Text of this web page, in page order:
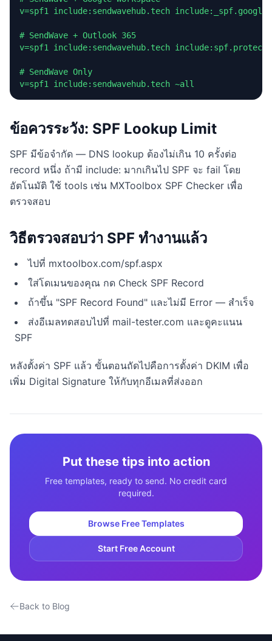
v=spf1 include:sendwavehub.tech
# SendWave + Outlook 365
v=spf1 include:sendwavehub.tech
# SendWave Only
v=spf1 include:sendwavehub.tech ~all
ข้อควรระวัง: SPF Lookup Limit
SPF มีข้อจำกัด — DNS lookup ต้องไม่เกิน 10 ครั้งต่อ
record หนึ่ง ถ้ามี include: มากเกินไป SPF จะ fail โดย
อัตโนมัติ ใช้ tools เช่น MXToolbox SPF Checker เพื่อ
ตรวจสอบ
วิธีตรวจสอบว่า SPF ทำงานแล้ว
ไปที่ mxtoolbox.com/spf.aspx
ใส่โดเมนของคุณ กด Check SPF Record
ถ้าขึ้น "SPF Record Found" และไม่มี Error — สำเร็จ
ส่งอีเมลทดสอบไปที่ mail-tester.com และดูคะแนน
SPF
หลังตั้งค่า SPF แล้ว ขั้นตอนถัดไปคือการตั้งค่า DKIM เพื่อ
เพิ่ม Digital Signature ให้กับทุกอีเมลที่ส่งออก
Put these tips into action
Free templates, ready to send. No credit card
required.
Browse Free Templates
Start Free Account
Back to Blog